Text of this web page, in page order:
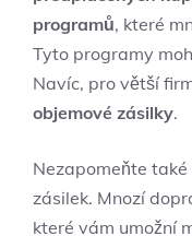
programů, které
Tyto programy
Navíc, pro větší
objemové zásilky.
Nezapomeňte
zásilek. Mnozí
které vám umožní